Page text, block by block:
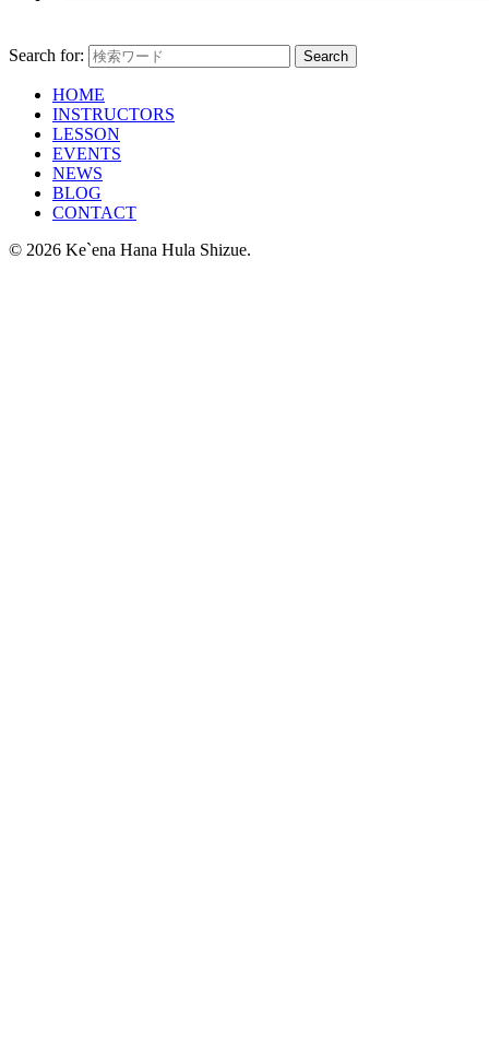
Search for:
HOME
INSTRUCTORS
LESSON
EVENTS
NEWS
BLOG
CONTACT
© 2026 Ke`ena Hana Hula Shizue.